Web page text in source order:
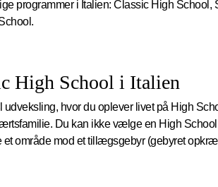
programmer i Italien: Classic High School,
High School i Italien
udveksling, hvor du oplever livet på High
Du kan ikke vælge en High
et område mod et tillægsgebyr (gebyret